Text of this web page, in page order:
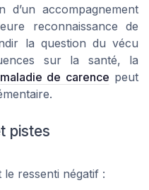
accompagnement
reconnaissance de
la question du vécu
sur la santé, la
maladie de carence peut
pistes
ressenti négatif :